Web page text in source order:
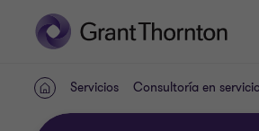
INICIOServicios Consultoría en